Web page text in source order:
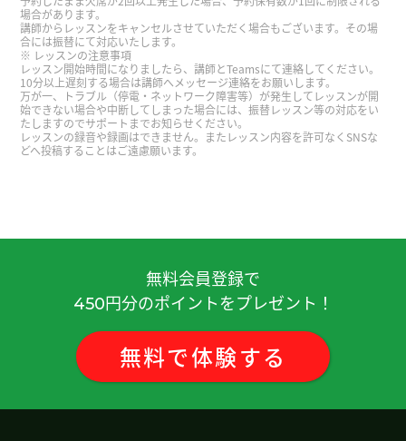
和你聊天真的很愉快。我想吃传统的老式麻辣烫！
下次见^^
谢谢您的课。我喜欢东北菜，狗宝肉和地三鲜很好
吃！在日本的话，池袋有当地的好吃的东北菜店。
下次再见！( 男性 )
非常感谢您面带微笑、细致入微地教导我！
我很惊讶，没想到老师知道京都人的「皮肉」。 但
是平时用那样的「皮肉」的京都人很少。 我觉得京
都的年轻人不能用那样的「皮肉」。 但是因为在电
视上介绍，所以很有名了。 这节课也很有意思，谢
谢老师。( 50代 男性 )
場合があります。
講師からレッスンをキャンセルさせていただく場合もございます。その場
合には振替にて対応いたします。
レッスンの注意事項
レッスン開始時間になりましたら、講師とTeamsにて連絡してください。
10分以上遅刻する場合は講師へメッセージ連絡をお願いします。
万が一、トラブル（停電・ネットワーク障害等）が発生してレッスンが開
始できない場合や中断してしまった場合には、振替レッスン等の対応をい
たしますのでサポートまでお知らせください。
レッスンの録音や録画はできません。またレッスン内容を許可なくSNSな
どへ投稿することはご遠慮願います。
無料会員登録で
450円分のポイントをプレゼント！
無料で体験する